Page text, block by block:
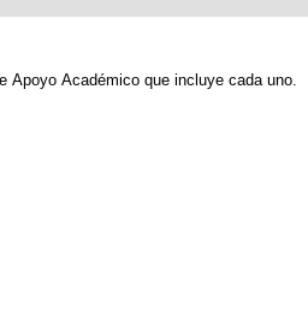
Apoyo Académico que incluye cada uno.